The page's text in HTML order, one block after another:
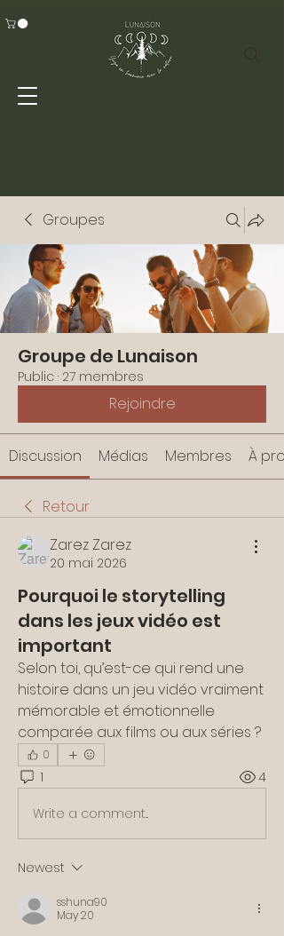
Groupes
Groupe de Lunaison
Public · 27 membres
Rejoindre
Discussion Médias Membres À
Retour
Zarez Zarez
20 mai 2026
Pourquoi le storytelling
dans les jeux vidéo est
important
Selon toi, qu’est-ce qui rend une
histoire dans un jeu vidéo vraiment
mémorable et émotionnelle
comparée aux films ou aux séries ?
0
1 4
Write a comment...
Newest
sshuna90
May 20